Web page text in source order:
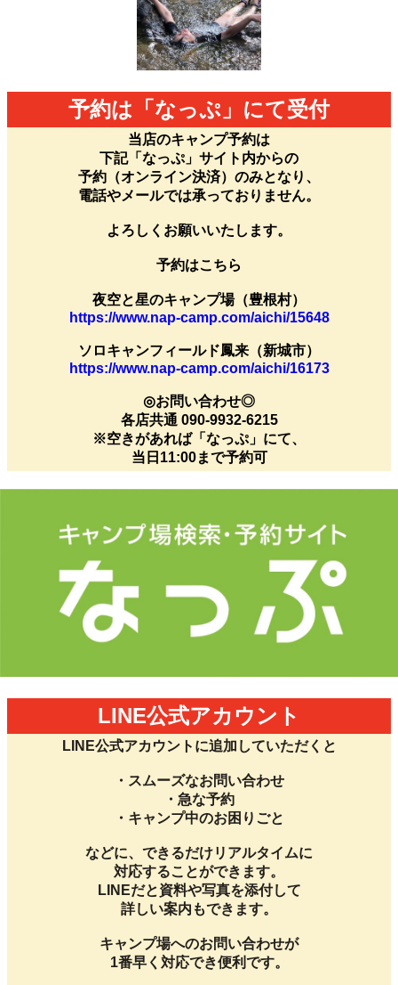
予約は「なっぷ」にて受付
当店のキャンプ予約は
下記「なっぷ」サイト内からの
予約（オンライン決済）のみとなり、
電話やメールでは承っておりません。
よろしくお願いいたします。
予約はこちら
夜空と星のキャンプ場（豊根村）
https://www.nap-camp.com/aichi/15648
ソロキャンフィールド鳳来（新城市）
https://www.nap-camp.com/aichi/16173
◎お問い合わせ◎
各店共通 090-9932-6215
※空きがあれば「なっぷ」にて、
当日11:00まで予約可
LINE公式アカウント
LINE公式アカウントに追加していただくと
・スムーズなお問い合わせ
・急な予約
・キャンプ中のお困りごと
などに、できるだけリアルタイムに
対応することができます。
LINEだと資料や写真を添付して
詳しい案内もできます。
キャンプ場へのお問い合わせが
1番早く対応でき便利です。